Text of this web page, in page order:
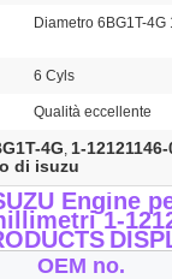
Diametro 6BG1T-
6 Cyls
Qualità eccellente
4G, 1-
di isuzu
Engine
1-
OEM no.